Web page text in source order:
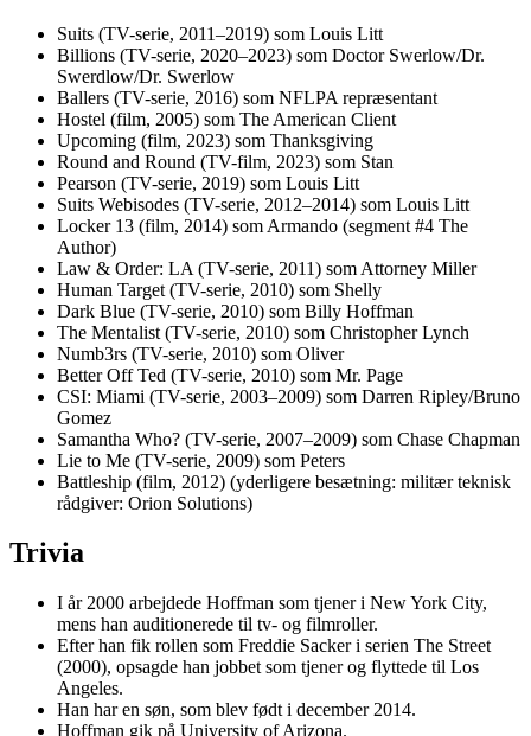
Suits (TV-serie, 2011–2019) som Louis Litt
Billions (TV-serie, 2020–2023) som Doctor Swerlow/Dr.
Swerdlow/Dr. Swerlow
Ballers (TV-serie, 2016) som NFLPA repræsentant
Hostel (film, 2005) som The American Client
Upcoming (film, 2023) som Thanksgiving
Round and Round (TV-film, 2023) som Stan
Pearson (TV-serie, 2019) som Louis Litt
Suits Webisodes (TV-serie, 2012–2014) som Louis Litt
Locker 13 (film, 2014) som Armando (segment #4 The
Author)
Law & Order: LA (TV-serie, 2011) som Attorney Miller
Human Target (TV-serie, 2010) som Shelly
Dark Blue (TV-serie, 2010) som Billy Hoffman
The Mentalist (TV-serie, 2010) som Christopher Lynch
Numb3rs (TV-serie, 2010) som Oliver
Better Off Ted (TV-serie, 2010) som Mr. Page
CSI: Miami (TV-serie, 2003–2009) som Darren Ripley/Bruno
Gomez
Samantha Who? (TV-serie, 2007–2009) som Chase Chapman
Lie to Me (TV-serie, 2009) som Peters
Battleship (film, 2012) (yderligere besætning: militær teknisk
rådgiver: Orion Solutions)
Trivia
I år 2000 arbejdede Hoffman som tjener i New York City,
mens han auditionerede til tv- og filmroller.
Efter han fik rollen som Freddie Sacker i serien The Street
(2000), opsagde han jobbet som tjener og flyttede til Los
Angeles.
Han har en søn, som blev født i december 2014.
Hoffman gik på University of Arizona.